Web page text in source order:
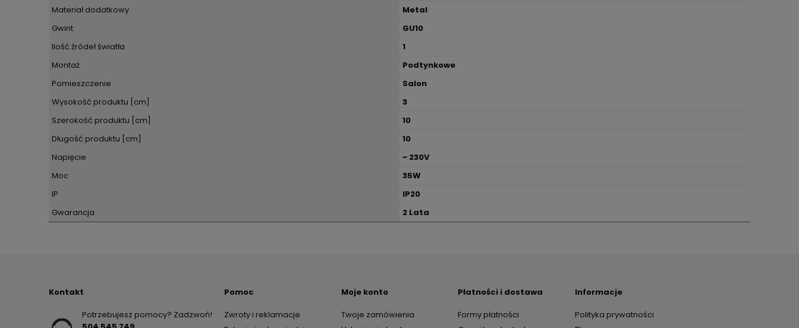
Materiał dodatkowy
Metal
Gwint
GU10
Ilość źródeł światła
1
Montaż
Podtynkowe
Pomieszczenie
Salon
Wysokość produktu [cm]
3
Szerokość produktu [cm]
10
Długość produktu [cm]
10
Napięcie
~ 230V
Moc
35W
IP
IP20
Gwarancja
2 Lata
Kontakt
Potrzebujesz pomocy? Zadzwoń!
Pomoc
Zwroty i reklamacje
Moje konto
Twoje zamówienia
Płatności i dostawa
Formy płatności
Informacje
Polityka prywatności